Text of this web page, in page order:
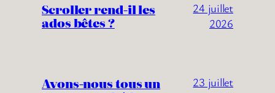
Scroller rend-il les
ados bêtes ?
24 juillet
2026
Avons-nous tous un
23 juillet